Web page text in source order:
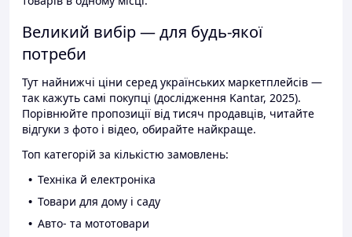
Великий вибір — для будь-якої
потреби
Тут найнижчі ціни серед українських маркетплейсів —
так кажуть самі покупці (дослідження Kantar, 2025).
Порівнюйте пропозиції від тисяч продавців, читайте
відгуки з фото і відео, обирайте найкраще.
Топ категорій за кількістю замовлень:
Техніка й електроніка
Товари для дому і саду
Авто- та мототовари